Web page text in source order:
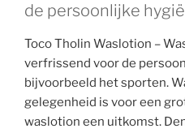
de persoonlijke
Toco Tholin Waslotion –
verfrissend voor de
bijvoorbeeld het sporten.
gelegenheid is voor een
waslotion een uitkomst.